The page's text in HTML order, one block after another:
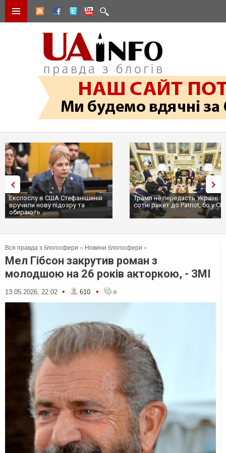
Експослу в США Стефанішиній
вручили нову підозру та
обирають...
Трамп не передасть Україні
сотні ракет до Patriot, бо у
...
Вся правда з блогосфери » Новини блогосфери »
Мел Гібсон закрутив роман з
молодшою на 26 років акторкою, - ЗМІ
13.05.2026, 22:02 • 610 • 0